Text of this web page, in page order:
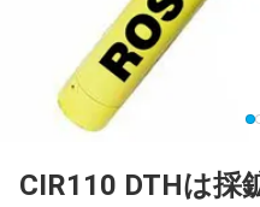
CIR110 DTHは採